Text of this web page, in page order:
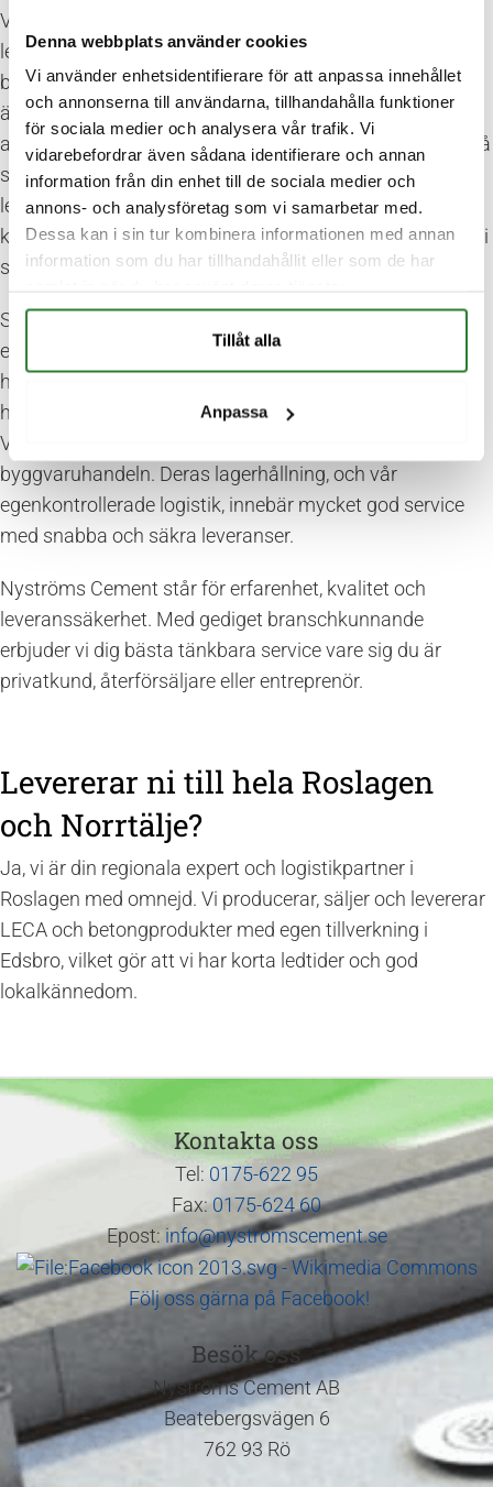
Denna webbplats använder cookies
Vi använder enhetsidentifierare för att anpassa innehållet
och annonserna till användarna, tillhandahålla funktioner
för sociala medier och analysera vår trafik. Vi
vidarebefordrar även sådana identifierare och annan
information från din enhet till de sociala medier och
annons- och analysföretag som vi samarbetar med.
Dessa kan i sin tur kombinera informationen med annan
information som du har tillhandahållit eller som de har
Tillåt alla
Anpassa
Vi har i nuläget kapacitet att framställa cirka 1500
lecablock i timmen (beroende på exakta
blockdimensioner). Lagringskapacitet på vår anläggning
är mycket hög, och detta försöker vi dra nytta av genom
att lagerhålla alla våra produkter i stora kvantiteter. På så
sätt kan vi öka leveranssäkerheten. Samtliga
lecaprodukter är för övrigt certifierade och
kvalitetskontrollerade genom Swedac och BBC – vilket vi
såklart är stolta över.
Som om inte det vore nog sköter vi även all logistik på
egen hand, och vår maskinpark består bland annat av
hjullastare och kranbilar med släp. Även detta borgar för
hög leveranssäkerhet och ökad konstadseffektivitet.
Våra produkter säljs genom olika återförsäljare inom
byggvaruhandeln. Deras lagerhållning, och vår
egenkontrollerade logistik, innebär mycket god service
med snabba och säkra leveranser.
Nyströms Cement står för erfarenhet, kvalitet och
leveranssäkerhet. Med gediget branschkunnande
erbjuder vi dig bästa tänkbara service vare sig du är
privatkund, återförsäljare eller entreprenör.
Levererar ni till hela Roslagen
och Norrtälje?
Ja, vi är din regionala expert och logistikpartner i
Roslagen med omnejd. Vi producerar, säljer och levererar
LECA och betongprodukter med egen tillverkning i
Edsbro, vilket gör att vi har korta ledtider och god
lokalkännedom.
Kontakta oss
Tel: 0175-622 95
Fax:0175-624 60
Epost: info@nystromscement.se
Följ oss gärna på Facebook!
Besök oss
Nyströms Cement AB
Beatebergsvägen 6
762 93 Rö